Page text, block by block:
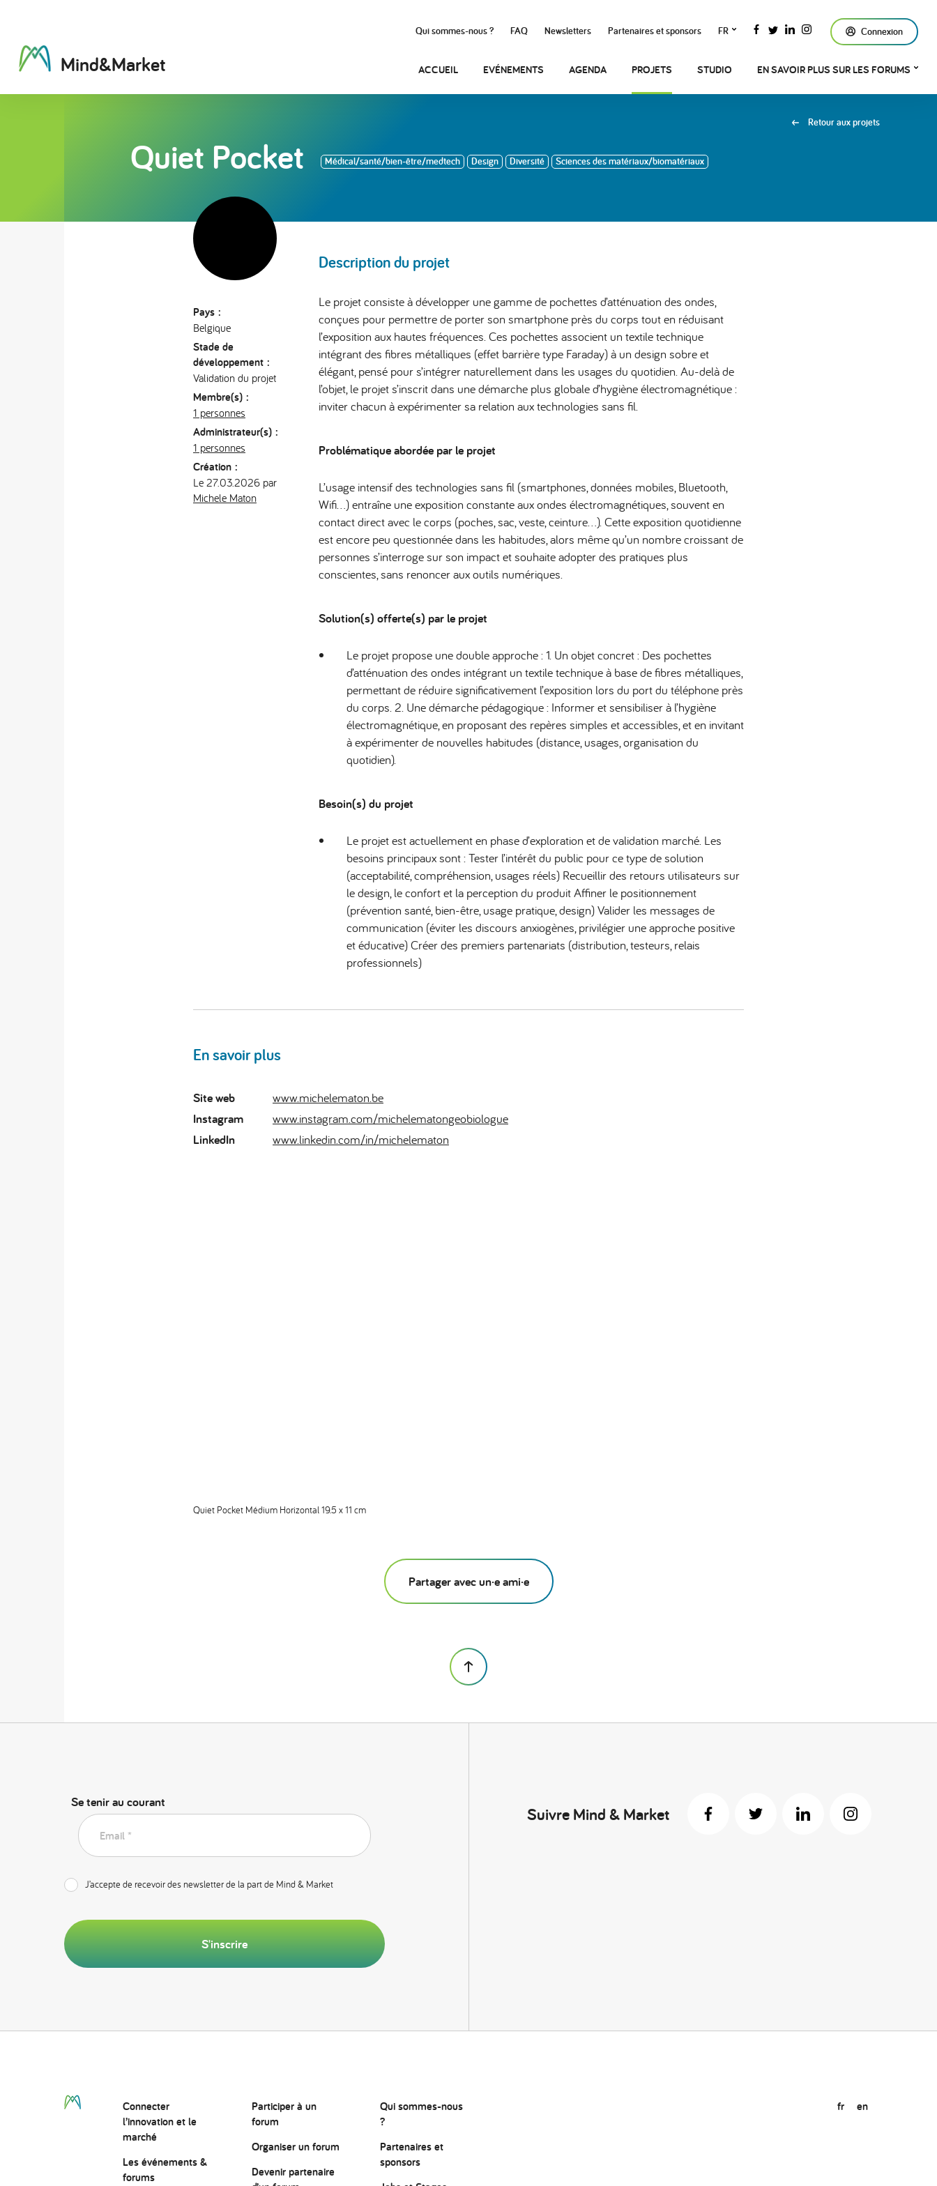
Mind&Market
Qui sommes-nous ? FAQ Newsletters Partenaires et sponsors FR Connexion
ACCUEIL EVÉNEMENTS AGENDA PROJETS STUDIO EN SAVOIR PLUS SUR LES FORUMS
Quiet Pocket Médical/santé/bien-être/medtech Design Diversité Sciences des matériaux/biomatériaux
Retour aux projets
Pays :
Belgique
Stade de
développement :
Validation du projet
Membre(s) :
1 personnes
Administrateur(s) :
1 personnes
Création :
Le 27.03.2026 par
Michele Maton
Description du projet
Le projet consiste à développer une gamme de pochettes d’atténuation des ondes,
conçues pour permettre de porter son smartphone près du corps tout en réduisant
l’exposition aux hautes fréquences. Ces pochettes associent un textile technique
intégrant des fibres métalliques (effet barrière type Faraday) à un design sobre et
élégant, pensé pour s’intégrer naturellement dans les usages du quotidien. Au-delà de
l’objet, le projet s’inscrit dans une démarche plus globale d’hygiène électromagnétique :
inviter chacun à expérimenter sa relation aux technologies sans fil.
Problématique abordée par le projet
L’usage intensif des technologies sans fil (smartphones, données mobiles, Bluetooth,
Wifi…) entraîne une exposition constante aux ondes électromagnétiques, souvent en
contact direct avec le corps (poches, sac, veste, ceinture…). Cette exposition quotidienne
est encore peu questionnée dans les habitudes, alors même qu’un nombre croissant de
personnes s’interroge sur son impact et souhaite adopter des pratiques plus
conscientes, sans renoncer aux outils numériques.
Solution(s) offerte(s) par le projet
Le projet propose une double approche : 1. Un objet concret : Des pochettes
d’atténuation des ondes intégrant un textile technique à base de fibres métalliques,
permettant de réduire significativement l’exposition lors du port du téléphone près
du corps. 2. Une démarche pédagogique : Informer et sensibiliser à l’hygiène
électromagnétique, en proposant des repères simples et accessibles, et en invitant
à expérimenter de nouvelles habitudes (distance, usages, organisation du
quotidien).
Besoin(s) du projet
Le projet est actuellement en phase d’exploration et de validation marché. Les
besoins principaux sont : Tester l’intérêt du public pour ce type de solution
(acceptabilité, compréhension, usages réels) Recueillir des retours utilisateurs sur
le design, le confort et la perception du produit Affiner le positionnement
(prévention santé, bien-être, usage pratique, design) Valider les messages de
communication (éviter les discours anxiogènes, privilégier une approche positive
et éducative) Créer des premiers partenariats (distribution, testeurs, relais
professionnels)
En savoir plus
Site web
www.michelematon.be
Instagram
www.instagram.com/michelematongeobiologue
LinkedIn
www.linkedin.com/in/michelematon
Quiet Pocket Médium Horizontal 19.5 x 11 cm
Partager avec un·e ami·e
Se tenir au courant
Email *
J’accepte de recevoir des newsletter de la part de Mind & Market
S'inscrire
Suivre Mind & Market
Connecter
l’innovationet le
marché
Les événements &
forums
Participer à un
forum
Organiser un forum
Devenir partenaire
Qui sommes-nous
?
Partenaires et
sponsors
fr en